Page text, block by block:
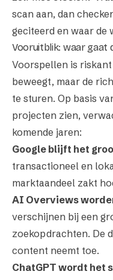
scan aan, dan
geciteerd en waar de
Vooruitblik: waar gaat
Voorspellen is
beweegt, maar de
te sturen. Op basis
projecten zien,
komende jaren:
Google blijft het
transactioneel en
marktaandeel zakt
AI Overviews
verschijnen bij een
zoekopdrachten. De
content neemt toe.
ChatGPT wordt het